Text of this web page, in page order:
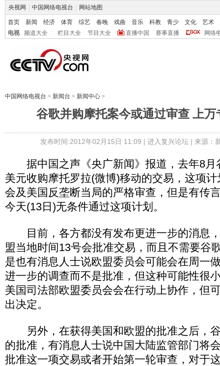
央视网 中国网络电视台 网站地图
首页 新闻 经济 体育 综艺 春晚 戏曲 音乐 科教 青少 文化
艺术
电视
频道大全 栏目大全 节目大全 直播中国 赛事直播 网络
中国网络电视台 > 新闻台 > 新闻中心 >
谷歌并购摩托案今或通过审查 上万
发布时间:2012年02月15日 11:09 | 进入复兴论坛| 来源：
据中国之声《央广新闻》报道，去年8月
美元收购摩托罗拉(微博)移动的交易，这项
会及美国反垄断当局的严格审查，但是有传
今天(13日)无条件通过这项计划。
目前，各方都没有发布更进一步的消息
盟当地时间13号会批准交易，而且不需要谷
是也有消息人士说欧盟委员会可能会在周一
进一步的调查而不是批准，但这种可能性很
美国司法部欧盟委员会会在行动上协作，但
出决定。
另外，在获得美国和欧盟的批准之后，
的批准，有消息人士说中国大陆监管部门将
批准这一项交易或者开始第一轮审查，对于